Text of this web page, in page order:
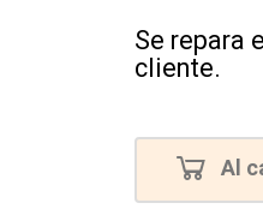
Se repara
cliente.
Al